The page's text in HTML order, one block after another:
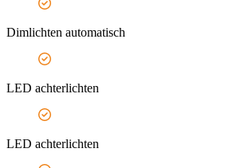
Dimlichten automatisch
LED achterlichten
LED achterlichten